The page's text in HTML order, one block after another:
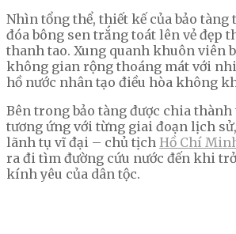
Nhìn tổng thể, thiết kế của bảo
đóa bông sen trắng toát lên vẻ đẹp
thanh tao. Xung quanh khuôn viên
không gian rộng thoáng mát với
hồ nước nhân tạo điều hòa không
Bên trong bảo tàng được chia thành
tương ứng với từng giai đoạn lịch
lãnh tụ vĩ đại – chủ tịch Hồ Chí
ra đi tìm đường cứu nước đến khi
kính yêu của dân tộc.